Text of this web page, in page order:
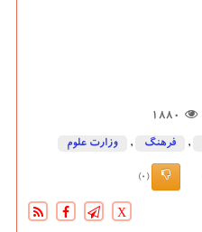
1880
, فرهنگ , وزارت علوم
(0)
X